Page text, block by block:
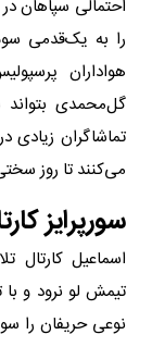
احتمالی سپاهان
را به یک‌قدمی
هواداران
گل‌محمدی بتواند
می‌کنند تا روز
سورپرایز
اسماعیل کارتال
تیمش لو نرود و با
نوعی حریفان را